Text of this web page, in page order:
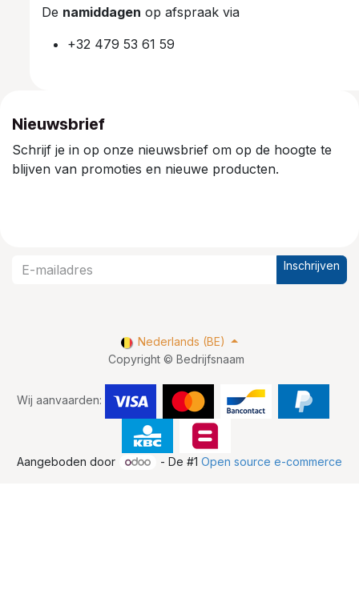
De namiddagen op afspraak via
+32 479 53 61 59
Nieuwsbrief
Schrijf je in op onze nieuwsbrief om op de hoogte te
blijven van promoties en nieuwe producten.
Inschrijven
Copyright © Bedrijfsnaam
Wij aanvaarden:
Nederlands (BE)
Aangeboden door - De #1Open source e-commerce